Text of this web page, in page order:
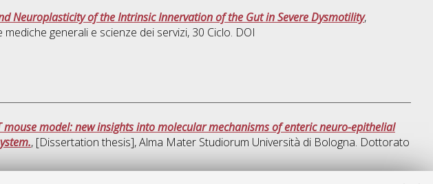
Neuroplasticity of the Intrinsic Innervation of the Gut in Severe Dysmotility,
mediche generali e scienze dei servizi, 30 Ciclo. DOI
model: new insights into molecular mechanisms of enteric neuro-epithelial
, [Dissertation thesis], Alma Mater Studiorum Università di Bologna. Dottorato